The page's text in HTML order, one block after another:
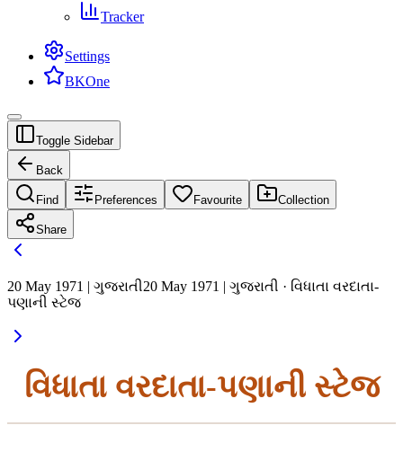
Tracker
Settings
BKOne
Toggle Sidebar
Back
Find Preferences Favourite Collection
Share
20 May 1971 | ગુજરાતી20 May 1971 | ગુજરાતી · વિધાતા વરદાતા-
પણાની સ્ટેજ
વિધાતા વરદાતા-પણાની સ્ટેજ